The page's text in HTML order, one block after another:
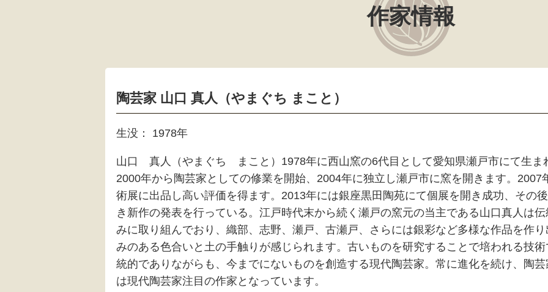
作家情報
陶芸家 山口 真人（やまぐち まこと）
生没： 1978年
山口 真人（やまぐち まこと）1978年に西山窯の6代目として愛知県瀬戸市にて生ま
2000年から陶芸家としての修業を開始、2004年に独立し瀬戸市に窯を開きます。2007
術展に出品し高い評価を得ます。2013年には銀座黒田陶苑にて個展を開き成功、その
き新作の発表を行っている。江戸時代末から続く瀬戸の窯元の当主である山口真人は
みに取り組んでおり、織部、志野、瀬戸、古瀬戸、さらには銀彩など多様な作品を作
みのある色合いと土の手触りが感じられます。古いものを研究することで培われる技
統的でありながらも、今までにないものを創造する現代陶芸家。常に進化を続け、陶
は現代陶芸家注目の作家となっています。